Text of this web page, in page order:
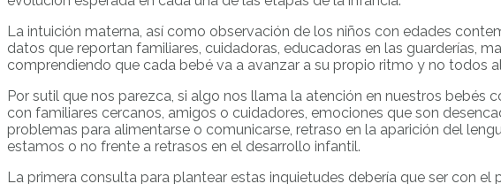
La intuición materna, así como observación de los niños con edades
datos que reportan familiares, cuidadoras, educadoras en las guarderías,
comprendiendo que cada bebé va a avanzar a su propio ritmo y no todos
Por sutil que nos parezca, si algo nos llama la atención en nuestros
con familiares cercanos, amigos o cuidadores, emociones que son
problemas para alimentarse o comunicarse, retraso en la aparición del
estamos o no frente a retrasos en el desarrollo infantil.
La primera consulta para plantear estas inquietudes debería que ser con